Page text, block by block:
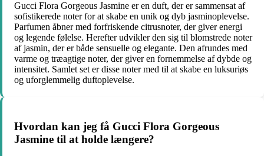
Gucci Flora Gorgeous Jasmine er en duft, der er sammensat af
sofistikerede noter for at skabe en unik og dyb jasminoplevelse.
Parfumen åbner med forfriskende citrusnoter, der giver energi
og legende følelse. Herefter udvikler den sig til blomstrede noter
af jasmin, der er både sensuelle og elegante. Den afrundes med
varme og træagtige noter, der giver en fornemmelse af dybde og
intensitet. Samlet set er disse noter med til at skabe en luksuriøs
og uforglemmelig duftoplevelse.
Hvordan kan jeg få Gucci Flora Gorgeous
Jasmine til at holde længere?